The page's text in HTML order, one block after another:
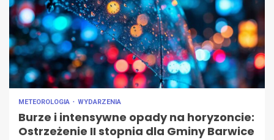
METEOROLOGIA WYDARZENIA
Burze i intensywne opady na horyzoncie:
Ostrzeżenie II stopnia dla Gminy Barwice